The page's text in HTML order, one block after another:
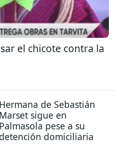
el chicote contra la
Hermana de Sebastián
Marset sigue en
Palmasola pese a su
detención domiciliaria